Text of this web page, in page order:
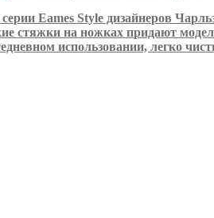
Eames Style дизайнеров
стяжки на ножках придают
использовании, легко